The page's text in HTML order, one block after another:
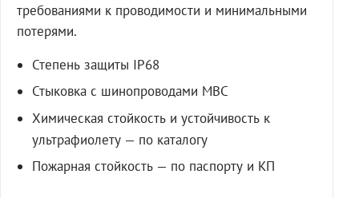
требованиями к проводимости и минимальными
потерями.
Степень защиты IP68
Стыковка с шинопроводами МВС
Химическая стойкость и устойчивость к
ультрафиолету — по каталогу
Пожарная стойкость — по паспорту и КП